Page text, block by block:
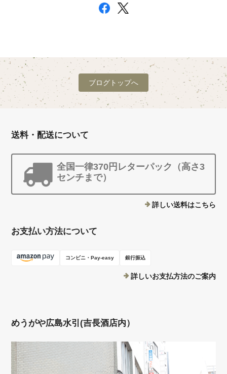
ブログトップへ
送料・配送について
全国一律370円レターパック（高さ3
センチまで）
詳しい送料はこちら
お支払い方法について
コンビニ・Pay-easy 銀行振込
詳しいお支払方法のご案内
めうがや広島水引(吉長酒店内）